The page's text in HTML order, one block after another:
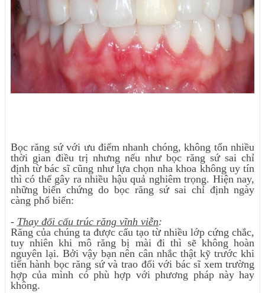
Bọc răng sứ với ưu điểm nhanh chóng, không tốn nhiều
thời gian điều trị nhưng nếu như bọc răng sứ sai chỉ
định từ bác sĩ cũng như lựa chọn nha khoa không uy tín
thì có thể gây ra nhiều hậu quả nghiêm trọng. Hiện nay,
những biến chứng do bọc răng sứ sai chỉ định ngày
càng phổ biến:
- Thay đổi cấu trúc răng vĩnh viễn:
Răng của chúng ta được cấu tạo từ nhiều lớp cứng chắc,
tuy nhiên khi mô răng bị mài đi thì sẽ không hoàn
nguyên lại. Bởi vậy bạn nên cân nhắc thật kỹ trước khi
tiến hành bọc răng sứ và trao đổi với bác sĩ xem trường
hợp của mình có phù hợp với phương pháp này hay
không.